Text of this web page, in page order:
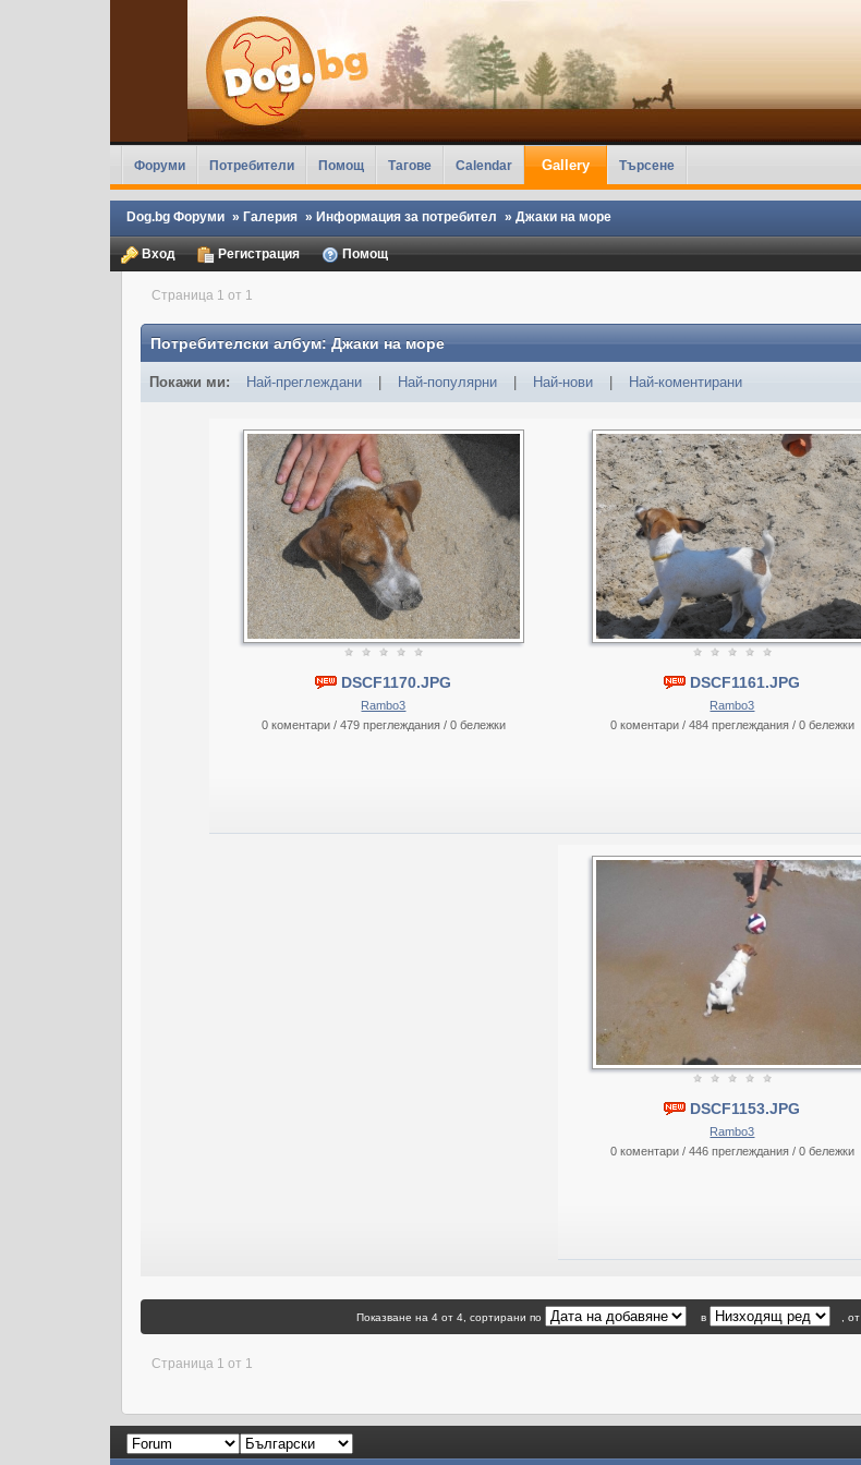
Форуми Потребители Помощ Тагове Calendar Gallery Търсене
Dog.bg Форуми » Галерия » Информация за потребител » Джаки на море
Вход Регистрация Помощ
Страница 1 от 1
Потребителски албум: Джаки на море
Покажи ми: Най-преглеждани Най-популярни Най-нови Най-коментирани
DSCF1170.JPG
Rambo3
0 коментари / 479 преглеждания / 0 бележки
DSCF1161.JPG
Rambo3
0 коментари / 484 преглеждания / 0 бележки
DSCF1153.JPG
Rambo3
0 коментари / 446 преглеждания / 0 бележки
Показване на 4 от 4, сортирани по в , от
Страница 1 от 1